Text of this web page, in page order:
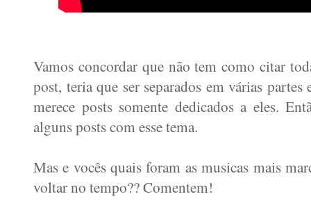
Vamos concordar que não tem como citar
post, teria que ser separados em várias
merece posts somente dedicados a eles.
alguns posts com esse tema.
Mas e vocês quais foram as musicas mais
voltar no tempo?? Comentem!